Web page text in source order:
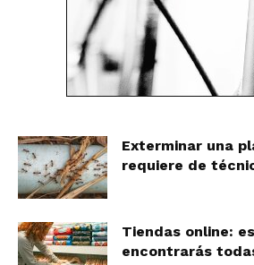
Exterminar una
requiere de
Tiendas online:
encontrarás